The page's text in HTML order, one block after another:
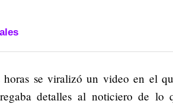
horas se viralizó un video en el
detalles al noticiero de